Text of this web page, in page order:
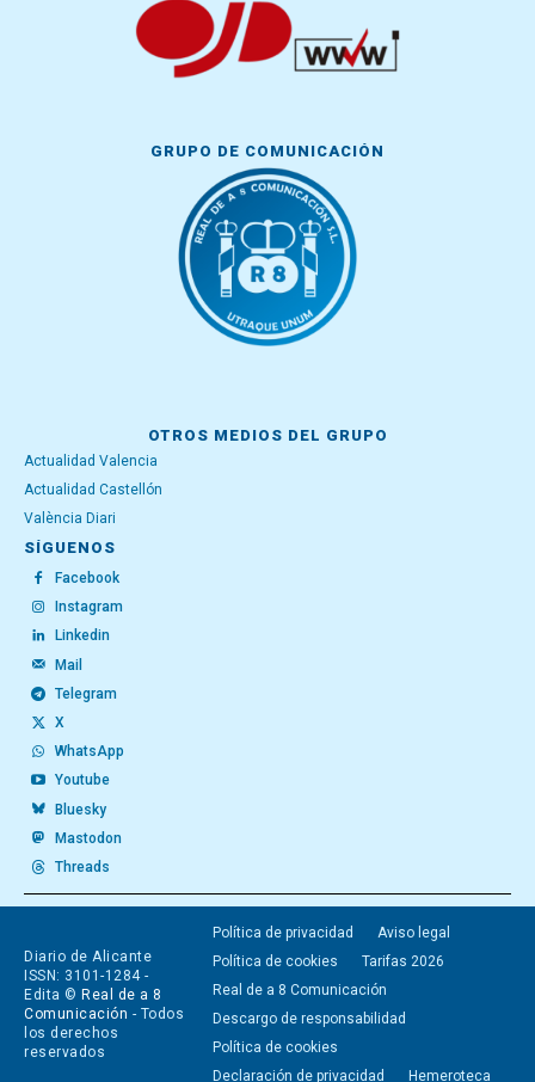
GRUPO DE COMUNICACIÓN
OTROS MEDIOS DEL GRUPO
Actualidad Valencia
Actualidad Castellón
València Diari
SÍGUENOS
Facebook
Instagram
Linkedin
Mail
Telegram
X
WhatsApp
Youtube
Bluesky
Mastodon
Threads
Diario de Alicante
ISSN: 3101-1284 -
Edita © Real de a 8
Comunicación - Todos
los derechos
reservados
Política de privacidad
Aviso legal
Política de cookies
Tarifas 2026
Real de a 8 Comunicación
Descargo de responsabilidad
Política de cookies
Declaración de privacidad
Hemeroteca